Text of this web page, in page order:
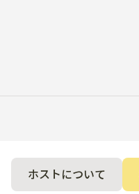
ホストについて